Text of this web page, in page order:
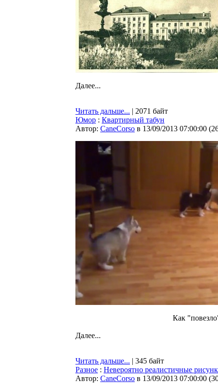
Далее...
Читать дальше... | 2071 байт
Юмор : Квартирный табун
Автор: CaneCorso в 13/09/2013 07:00:00 (
Как
Далее...
Читать дальше... | 345 байт
Разное : Невероятно реалистичные
Автор: CaneCorso в 13/09/2013 07:00:00 (